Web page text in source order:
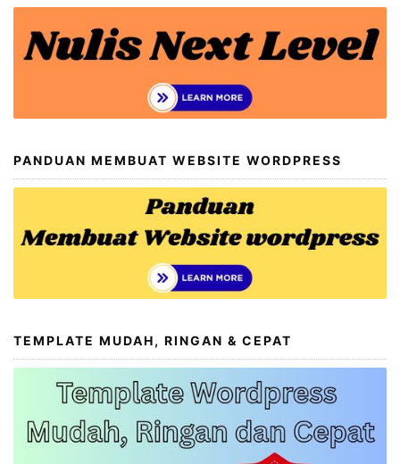
PANDUAN MEMBUAT WEBSITE WORDPRESS
TEMPLATE MUDAH, RINGAN & CEPAT